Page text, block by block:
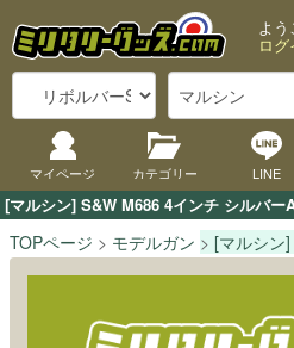
[マルシン] S&W M686 4インチ シルバ
よう
ログ
マイページ カテゴリー LINE
TOPページ モデルガン [マルシン